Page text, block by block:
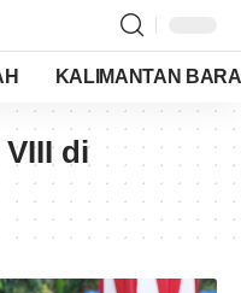
KALIMANTAN
VIII di